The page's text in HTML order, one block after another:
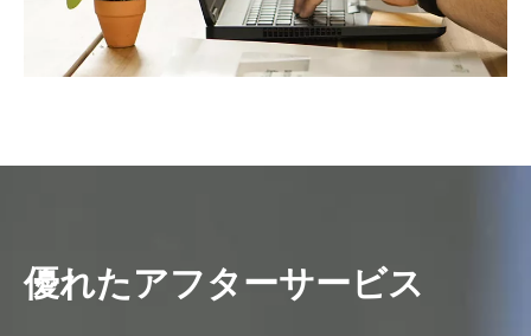
優れたアフターサービス